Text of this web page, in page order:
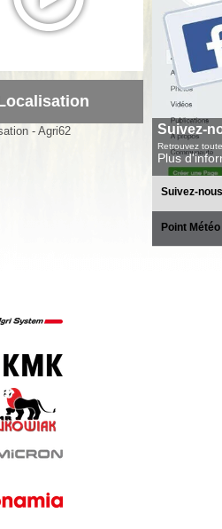
Suivez-
Retrouvez
Plus
Suivez-
Point Météo